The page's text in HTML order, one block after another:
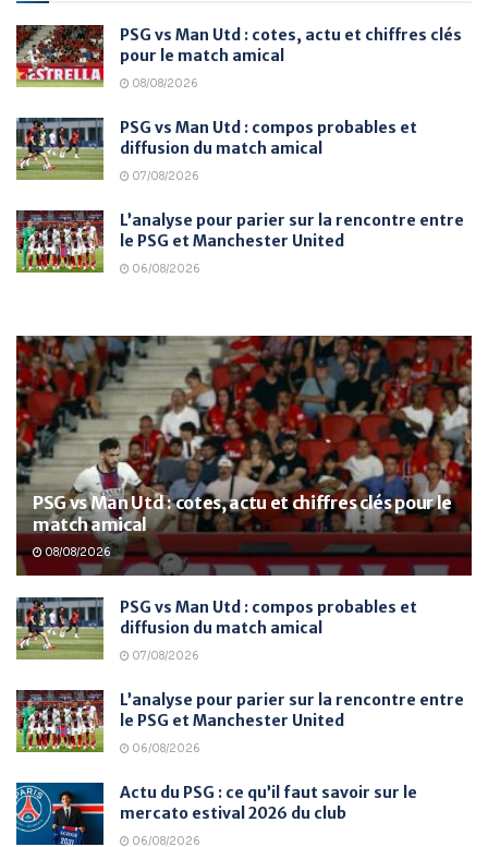
PSG vs Man Utd : cotes, actu et chiffres clés
pour le match amical
08/08/2026
PSG vs Man Utd : compos probables et
diffusion du match amical
07/08/2026
L’analyse pour parier sur la rencontre entre
le PSG et Manchester United
06/08/2026
PSG vs Man Utd : cotes, actu et chiffres clés pour le
match amical
08/08/2026
PSG vs Man Utd : compos probables et
diffusion du match amical
07/08/2026
L’analyse pour parier sur la rencontre entre
le PSG et Manchester United
06/08/2026
Actu du PSG : ce qu’il faut savoir sur le
mercato estival 2026 du club
06/08/2026